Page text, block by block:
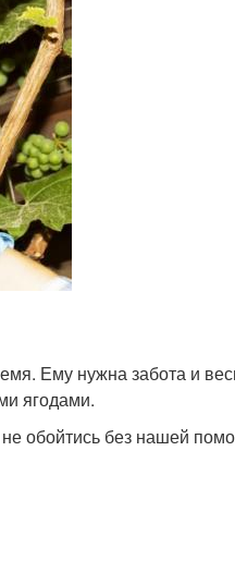
Ему нужна забота и
ягодами.
не обойтись без нашей